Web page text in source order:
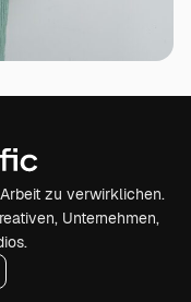
zu verwirklichen.
Unternehmen,